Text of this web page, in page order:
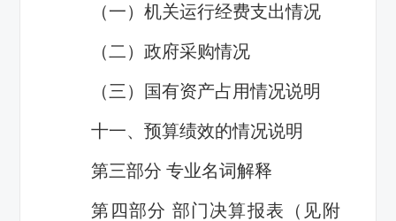
（一）机关运行经费支出情况
（二）政府采购情况
（三）国有资产占用情况说明
十一、预算绩效的情况说明
第三部分 专业名词解释
第四部分 部门决算报表（见附